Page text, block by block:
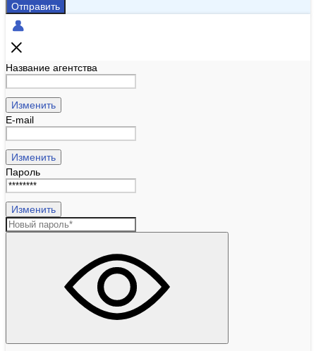
Отправить
Название агентства
Изменить
E-mail
Изменить
Пароль
Изменить